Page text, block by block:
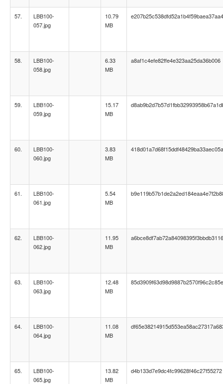
57.
LBB100-
057.jpg
10.79
MB
e207b25c538dfd52a1b4f59baea37aa4
58.
LBB100-
058.jpg
6.33
MB
a8af1c4efe82ffe4e323aa25da36b006
59.
LBB100-
059.jpg
15.17
MB
60.
LBB100-
060.jpg
3.83
MB
418d01a7d68f15ddf48429ba33aec05a
61.
LBB100-
061.jpg
5.54
MB
62.
LBB100-
062.jpg
11.95
MB
a6bce8df7ab72a84098395f3bbdb3116
63.
LBB100-
063.jpg
12.48
MB
85d3909f63d98d9887b2570f96c2c85e
64.
LBB100-
064.jpg
11.08
MB
65.
LBB100-
065.jpg
13.82
MB
d4b133d7e9dc4fc99628f46c27f55272